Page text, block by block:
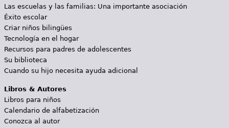
Las escuelas y las familias: Una importante asociación
Éxito escolar
Criar niños bilingües
Tecnología en el hogar
Recursos para padres de adolescentes
Su biblioteca
Cuando su hijo necesita ayuda adicional
Libros & Autores
Libros para niños
Calendario de alfabetización
Conozca al autor